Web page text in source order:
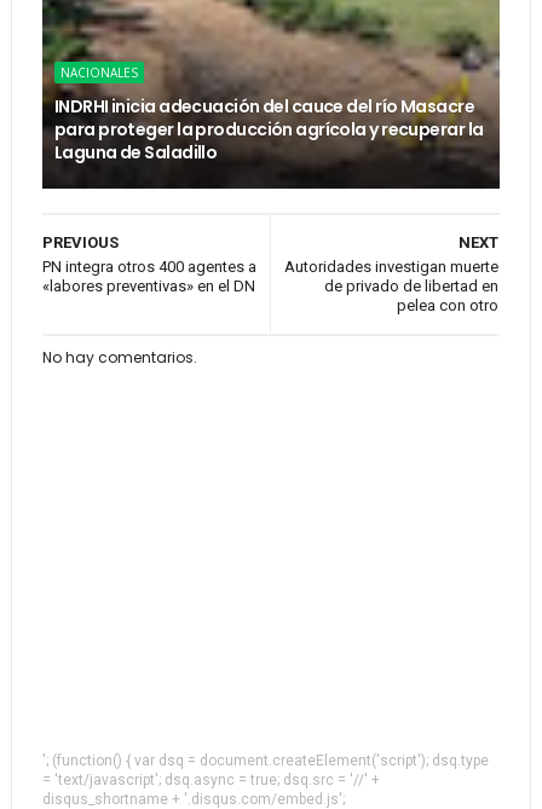
NACIONALES
INDRHI inicia adecuación del cauce del río Masacre
para proteger la producción agrícola y recuperar la
Laguna de Saladillo
NEXT
Autoridades investigan muerte
de privado de libertad en
pelea con otro
PREVIOUS
PN integra otros 400 agentes a
«labores preventivas» en el DN
No hay comentarios.
'; (function() { var dsq = document.createElement('script'); dsq.type
= 'text/javascript'; dsq.async = true; dsq.src = '//' +
disqus_shortname + '.disqus.com/embed.js';